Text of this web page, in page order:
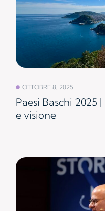
OTTOBRE 8, 2025
Paesi Baschi
e visione